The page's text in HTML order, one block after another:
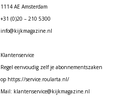
1114 AE Amsterdam
+31 (0)20 – 210 5300
info@kijkmagazine.nl
Klantenservice
Regel eenvoudig zelf je abonnementszaken
op https://service.roularta.nl/
Mail: klantenservice@kijkmagazine.nl